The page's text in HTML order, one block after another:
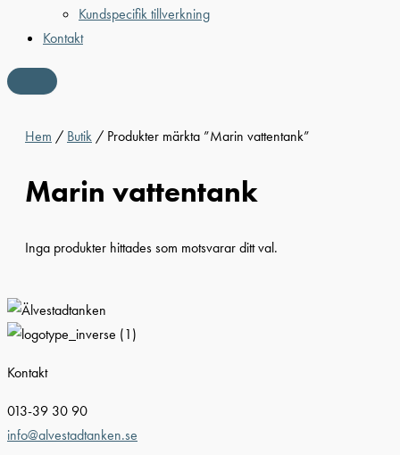
Kundspecifik tillverkning
Kontakt
Hem / Butik / Produkter märkta ”Marin vattentank”
Marin vattentank
Inga produkter hittades som motsvarar ditt val.
Kontakt
013-39 30 90
info@alvestadtanken.se